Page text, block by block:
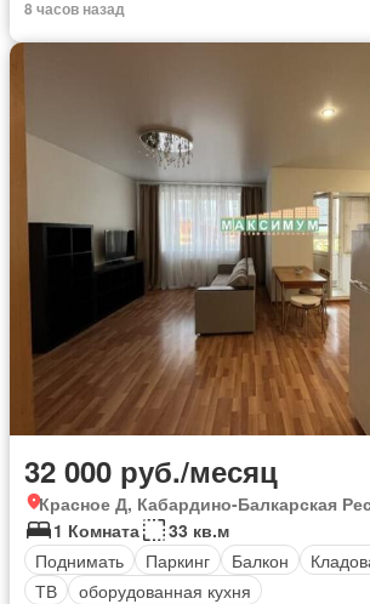
8 часов назад
32 000 руб./месяц
Красное Д, Кабардино-Балкарская
1 Комната
33 кв.м
Поднимать
Паркинг Балкон
ТВ
оборудованная кухня